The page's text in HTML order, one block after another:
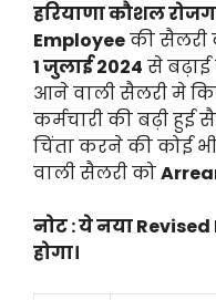
हरियाणा कौशल
Employeeकी सैलरी
1 जुलाई 2024 से
आने वाली सैलरी मे
कर्मचारी की बढ़ी हुई
चिंता करने की कोई
वाली सैलरी को
नोट : ये नया
होगा।